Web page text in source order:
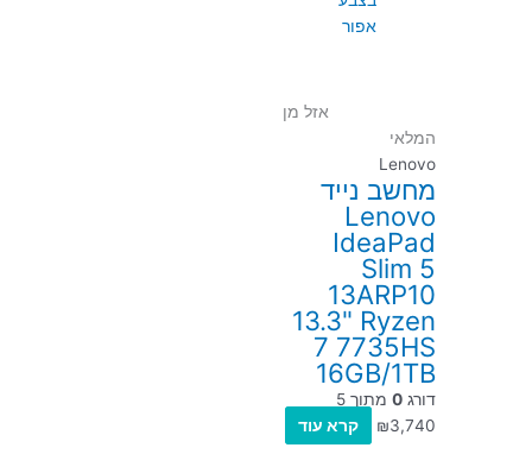
אזל מן
המלאי
Lenovo
מחשב נייד
Lenovo
IdeaPad
Slim 5
13ARP10
13.3" Ryzen
7 7735HS
16GB/1TB
דורג0 מתוך 5
₪3,740 קרא עוד